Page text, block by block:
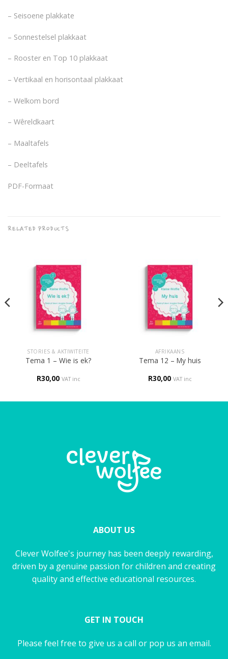
– Seisoene plakkate
– Sonnestelsel plakkaat
– Rooster en Top 10 plakkaat
– Vertikaal en horisontaal plakkaat
– Welkom bord
– Wêreldkaart
– Maaltafels
– Deeltafels
PDF-Formaat
RELATED PRODUCTS
STORIES & AKTIWITEITE
Tema 1 – Wie is ek?
R30,00 VAT inc
AFRIKAANS
Tema 12 – My huis
R30,00 VAT inc
ABOUT US
Clever Wolfee's journey has been deeply rewarding,
driven by a genuine passion for children and creating
quality and effective educational resources.
GET IN TOUCH
Please feel free to give us a call or pop us an email.